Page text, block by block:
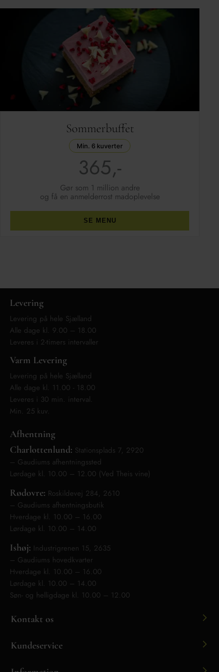
Sommerbuffet
Min. 6 kuverter
365,-
Gør som 1 million andre
og få en anmelderrost madoplevelse
SE MENU
Levering
Levering på hele Sjælland
Alle dage kl. 9.00 – 18.00
Leveres i 2-timers intervaller
Varm Levering
Levering på hele Sjælland
Alle dage kl. 11.00 - 18.00
Leveres i 30 min. interval.
Min. 25 kuv.
Afhentning
Charlottenlund: Stationsplads 7, 2920
– Gaudiums afhentningssted
Lørdage kl. 10.00 – 12.00 (Ved Theis vine)
Rødovre: Roskildevej 284, 2610
– Gaudiums afhentningsbutik
Hverdage kl. 10.00 – 16.00
Lørdage kl. 10.00 – 14.00
Ishøj: Industrigrenen 15, 2635
– Gaudiums hovedkvarter
Hverdage kl. 10.00 – 16.00
Lørdage kl. 10.00 – 14.00
Søn- og helligdage kl. 10.00 – 12.00
Kontakt os
Kundeservice